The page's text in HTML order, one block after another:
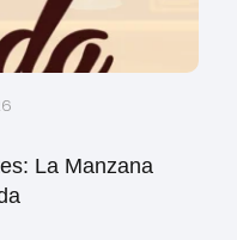
La Manzana